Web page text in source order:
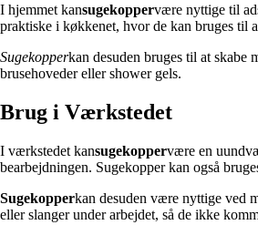
I hjemmet kansugekoppervære nyttige til
praktiske i køkkenet, hvor de kan bruges til
Sugekopperkan desuden bruges til at skabe
brusehoveder eller shower gels.
Brug i Værkstedet
I værkstedet kansugekoppervære en
bearbejdningen. Sugekopper kan også
Sugekopperkan desuden være nyttige ved
eller slanger under arbejdet, så de ikke